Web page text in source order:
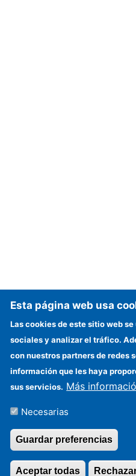
Esta página web usa
Las cookies de este sitio web
sociales y analizar el tráfico.
con nuestros partners de redes
información que les haya
sus servicios. Más
Necesarias
Guardar preferencias
Aceptar todas